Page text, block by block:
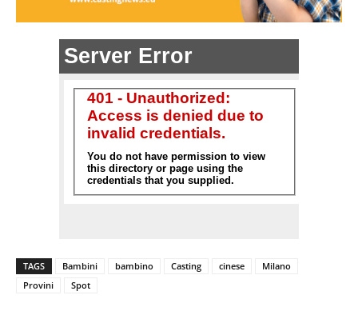
TAGS Bambini bambino Casting cinese
Milano
Provini
Spot